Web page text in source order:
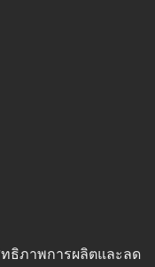
ธิภาพการผลิตและลด